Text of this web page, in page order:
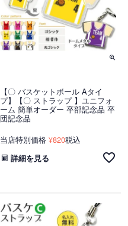
【〇 バスケットボール Aタイ
プ】【〇 ストラップ 】ユニフォ
ーム 簡単オーダー 卒部記念品 卒
団記念品
当店特別価格 ¥820税込
詳細を見る